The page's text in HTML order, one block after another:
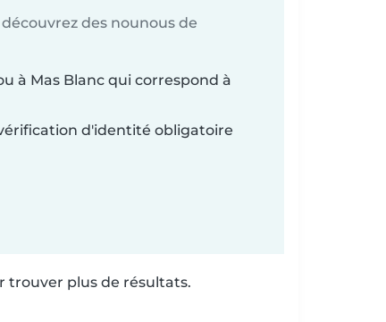
des nounous de
à Mas Blanc qui correspond à
d'identité obligatoire
trouver plus de résultats.